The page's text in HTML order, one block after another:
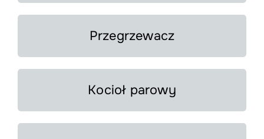
Przegrzewacz
Kocioł parowy